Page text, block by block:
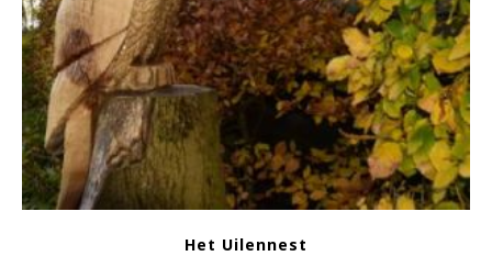
Het Uilennest